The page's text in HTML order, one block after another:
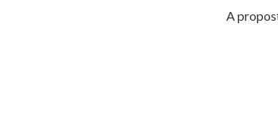
A